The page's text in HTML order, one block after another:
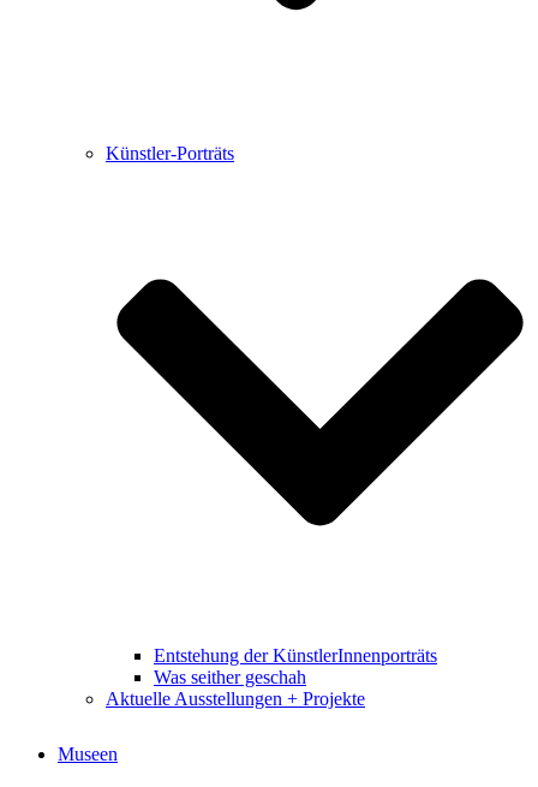
Künstler-Porträts
Entstehung der KünstlerInnenporträts
Was seither geschah
Aktuelle Ausstellungen + Projekte
Museen